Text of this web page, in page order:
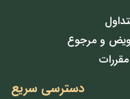
و مرجوع
دسترسی سریع